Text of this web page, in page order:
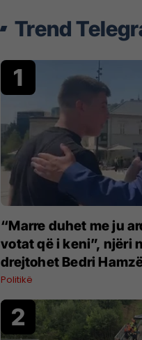
Trend
“Marre duhet me ju
votat që i keni”, njëri
drejtohet Bedri
Politikë